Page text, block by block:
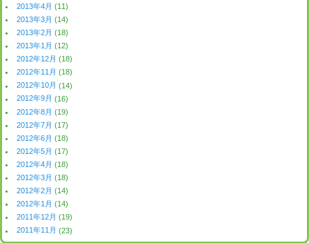
2013年4月 (11)
2013年3月 (14)
2013年2月 (18)
2013年1月 (12)
2012年12月 (18)
2012年11月 (18)
2012年10月 (14)
2012年9月 (16)
2012年8月 (19)
2012年7月 (17)
2012年6月 (18)
2012年5月 (17)
2012年4月 (18)
2012年3月 (18)
2012年2月 (14)
2012年1月 (14)
2011年12月 (19)
2011年11月 (23)